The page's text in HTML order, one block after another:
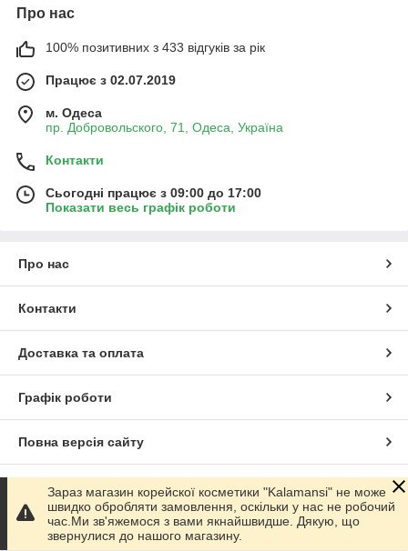
Про нас
100% позитивних з 433 відгуків за рік
Працює з 02.07.2019
м. Одеса
пр. Добровольского, 71, Одеса, Україна
Контакти
Сьогодні працює з 09:00 до 17:00
Показати весь графік роботи
Про нас
Контакти
Доставка та оплата
Графік роботи
Повна версія сайту
Сайт створено на маркетплейсі Prom.ua
Політика конфіденційності
Зараз магазин корейскої косметики "Kalamansi" не може
швидко обробляти замовлення, оскільки у нас не робочий
час.Ми зв'яжемося з вами якнайшвидше. Дякую, що
звернулися до нашого магазину.